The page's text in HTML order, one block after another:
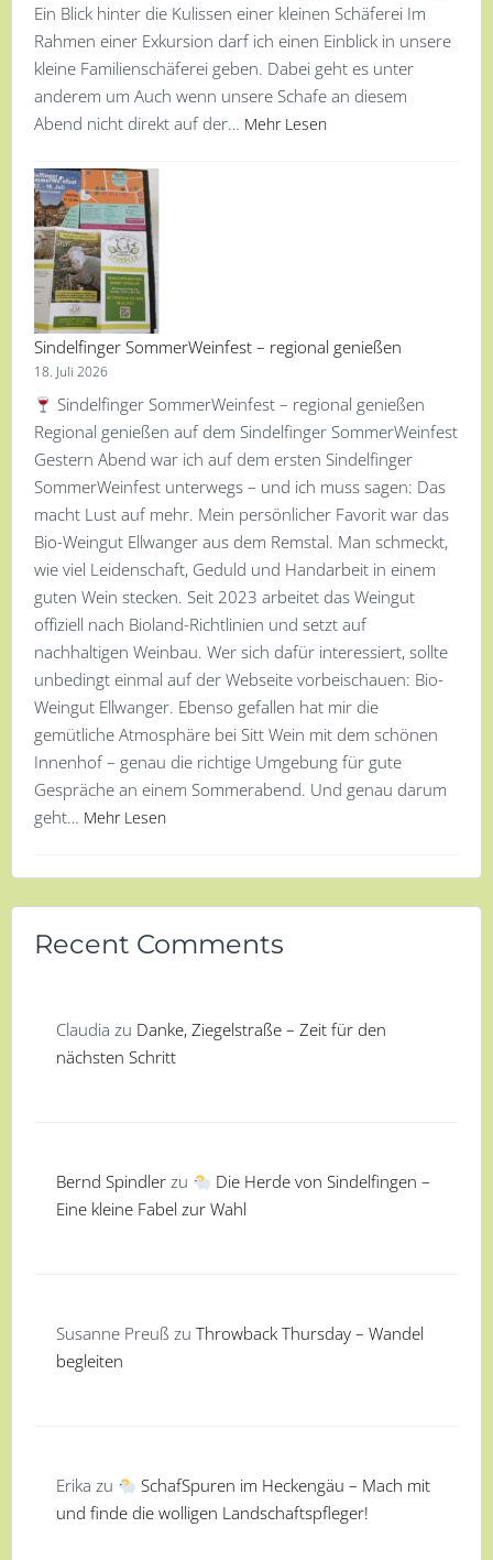
Ein Blick hinter die Kulissen einer kleinen Schäferei Im
Rahmen einer Exkursion darf ich einen Einblick in unsere
kleine Familienschäferei geben. Dabei geht es unter
anderem um Auch wenn unsere Schafe an diesem
Abend nicht direkt auf der… Mehr Lesen
Sindelfinger SommerWeinfest – regional genießen
18. Juli 2026
Sindelfinger SommerWeinfest – regional genießen
Regional genießen auf dem Sindelfinger SommerWeinfest
Gestern Abend war ich auf dem ersten Sindelfinger
SommerWeinfest unterwegs – und ich muss sagen: Das
macht Lust auf mehr. Mein persönlicher Favorit war das
Bio-Weingut Ellwanger aus dem Remstal. Man schmeckt,
wie viel Leidenschaft, Geduld und Handarbeit in einem
guten Wein stecken. Seit 2023 arbeitet das Weingut
offiziell nach Bioland-Richtlinien und setzt auf
nachhaltigen Weinbau. Wer sich dafür interessiert, sollte
unbedingt einmal auf der Webseite vorbeischauen: Bio-
Weingut Ellwanger. Ebenso gefallen hat mir die
gemütliche Atmosphäre bei Sitt Wein mit dem schönen
Innenhof – genau die richtige Umgebung für gute
Gespräche an einem Sommerabend. Und genau darum
geht… Mehr Lesen
Recent Comments
Claudia zu Danke, Ziegelstraße – Zeit für den
nächsten Schritt
Bernd Spindler zu
Die Herde von Sindelfingen –
Eine kleine Fabel zur Wahl
Susanne Preuß zu Throwback Thursday – Wandel
begleiten
Erika zu
SchafSpuren im Heckengäu – Mach mit
und finde die wolligen Landschaftspfleger!